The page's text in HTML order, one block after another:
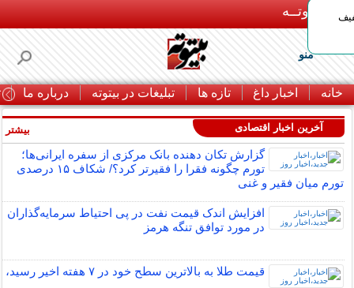
بـیتوتــه
منو
خانه اخبار داغ تازه ها تبلیغات در بیتوته درباره ما
50% تخفیف
آخرین اخبار اقتصادی
گزارش تکان‌ دهنده بانک مرکزی از سفره ایرانی‌ها؛
تورم چگونه فقرا را فقیرتر کرد؟/ شکاف ۱۵ درصدی
تورم میان فقیر و غنی
افزایش اندک قیمت نفت در پی احتیاط سرمایه‌گذاران
در مورد توافق تنگه هرمز
قیمت طلا به بالاترین سطح خود در ۷ هفته اخیر رسید،
بیشتر